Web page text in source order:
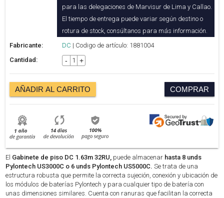
para las delegaciones de Marvisur de Lima y Callao.
El tiempo de entrega puede variar según destino o
rotura de stock, consúltanos para más información.
Fabricante:
DC | Codigo de artículo: 1881004
Cantidad:
- +
AÑADIR AL CARRITO COMPRAR
El Gabinete de piso DC 1.63m 32RU, puede almacenar hasta 8 unds
Pylontech US3000C o 6 unds Pylontech US5000C. Se trata de una
estructura robusta que permite la correcta sujeción, conexión y ubicación de
los módulos de baterías Pylontech y para cualquier tipo de batería con
unas dimensiones similares. Cuenta con ranuras que facilitan la correcta